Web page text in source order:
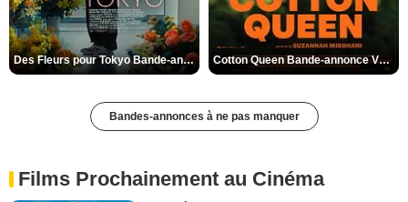
Des Fleurs pour Tokyo Bande-annonce VO STFR Cotton Queen Bande-annonce VO STFR
Bandes-annonces à ne pas manquer
Films Prochainement au Cinéma